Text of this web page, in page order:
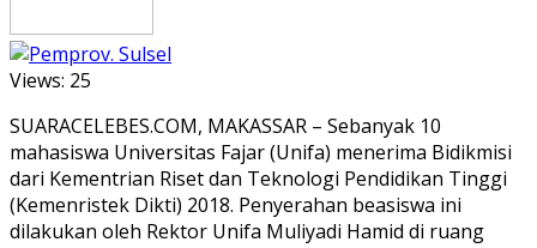
Views: 25
SUARACELEBES.COM, MAKASSAR – Sebanyak 10
mahasiswa Universitas Fajar (Unifa) menerima Bidikmisi
dari Kementrian Riset dan Teknologi Pendidikan Tinggi
(Kemenristek Dikti) 2018. Penyerahan beasiswa ini
dilakukan oleh Rektor Unifa Muliyadi Hamid di ruang